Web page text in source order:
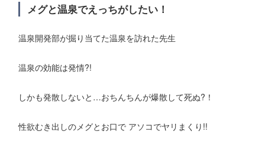
メグと温泉でえっちがしたい！
温泉開発部が掘り当てた温泉を訪れた先生
温泉の効能は発情?!
しかも発散しないと…おちんちんが爆散して死ぬ?！
性欲むき出しのメグとお口で アソコでヤリまくり!!